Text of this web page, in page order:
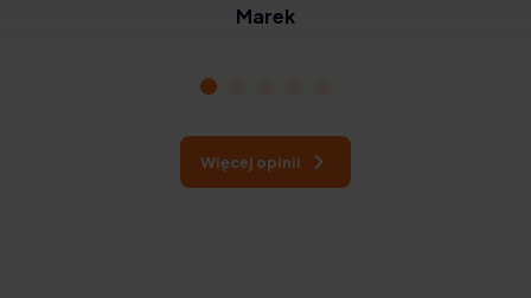
oni zajęli się wszystkimi formalnościami. Ich usługi są godne
Marek
Więcej opinii